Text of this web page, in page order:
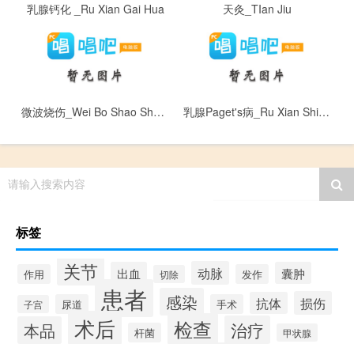
乳腺钙化 _Ru Xian Gai Hua 天灸_TIan Jiu
微波烧伤_Wei Bo Shao Shang 乳腺Paget's病_Ru Xian Shi Zhen Yang Ai
请输入搜索内容
标签
作用 关节 出血 切除 动脉 发作 囊肿
子宫 尿道 患者 感染 手术 抗体 损伤
本品 术后 杆菌 检查 治疗 甲状腺